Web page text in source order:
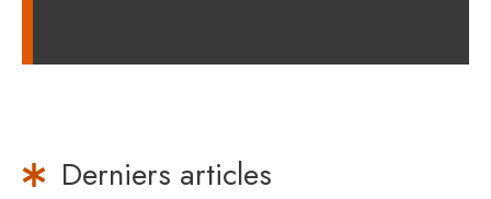
Derniers articles